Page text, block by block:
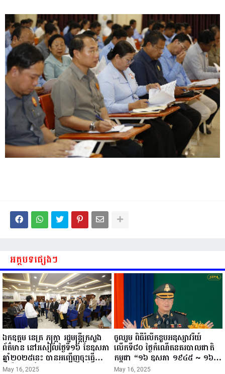
អត្ថបទផ្សេងៗ
ឯកឧត្តម នេត្រ ភក្ត្រា រដ្ឋមន្ត្រីក្រសួង
ព័ត៌មាន នៅរសៀលថ្ងៃទី១៦ ខែឧសភា
ឆ្នាំ២០២៥នេះ បានអញ្ជើញចុះធ្វើ
ជំរឿនថ្នាក់ដឹកនាំមន្ត្រីរាជការស៉ីវិល នៃ
May 16, 2025
ចូលរួម ពិធីរំលឹកខួបអនុស្សាវរីយ៍
លើកទី៨០ ថ្ងៃកំណើតនគរបាលជាតិ
កម្ពុជា “១៦ ឧសភា ១៩៤៥ ~ ១៦
ឧសភា ២០២៥”...
May 16, 2025